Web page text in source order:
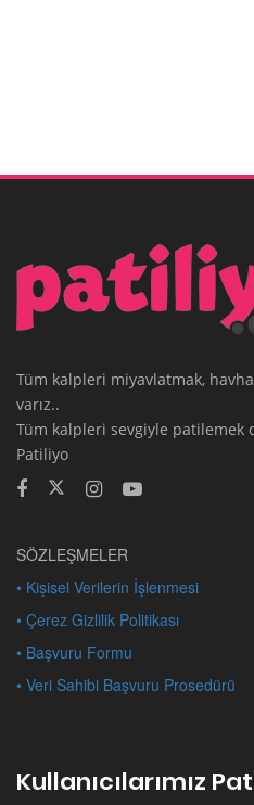
Tüm kalpleri miyavlatmak,
varız..
Tüm kalpleri sevgiyle patilemek
Patiliyo
SÖZLEŞMELER
• Kişisel Verilerin İşlenmesi
• Çerez Gizlilik Politikası
• Başvuru Formu
• Veri Sahibi Başvuru Prosedürü
Kullanıcılarımız